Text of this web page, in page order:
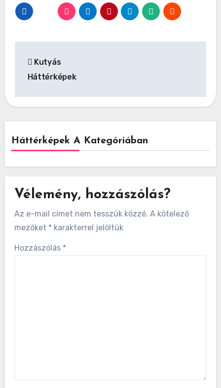
navigáció
Kutyás
Háttérképek
Háttérképek A Kategóriában
Vélemény, hozzászólás?
Az e-mail címet nem tesszük közzé. A kötelező
mezőket * karakterrel jelöltük
Hozzászólás *